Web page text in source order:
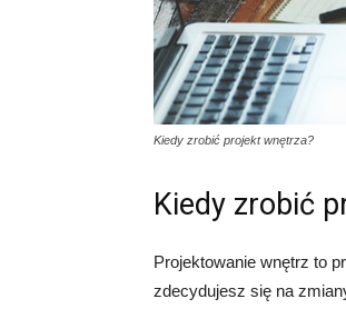
Kiedy zrobić projekt wnętrza?
Kiedy zrobić
Projektowanie wnętrz to
zdecydujesz się na